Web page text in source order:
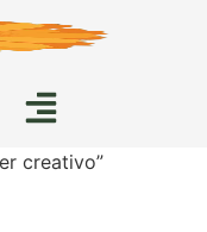
creativo”